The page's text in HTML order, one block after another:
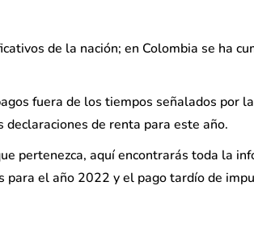
de la nación; en Colombia se ha
fuera de los tiempos señalados por
de renta para este año.
pertenezca, aquí encontrarás toda la
el año 2022 y el pago tardío de